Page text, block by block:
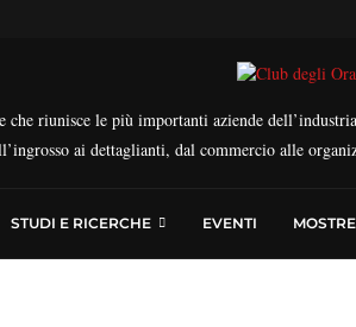
che riunisce le più importanti aziende
ai dettaglianti, dal commercio alle
STUDI E RICERCHE EVENTI